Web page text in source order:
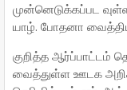
முன்னெடுக்கப்பட
யாழ். போதனா
குறித்த ஆர்ப்பாட்டம்
வைத்துள்ள ஊடக